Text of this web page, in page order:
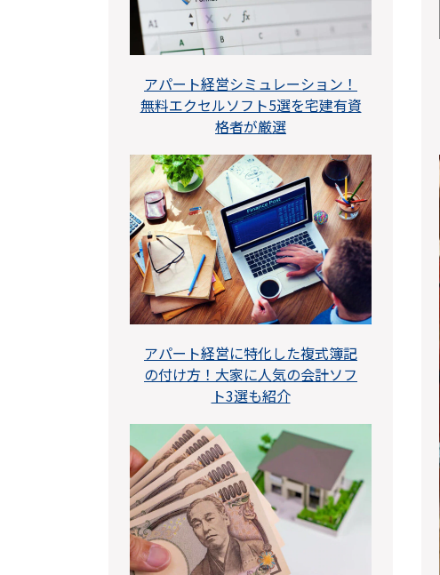
アパート経営シミュレーション！
無料エクセルソフト5選を宅建有資
格者が厳選
アパート経営に特化した複式簿記
の付け方！大家に人気の会計ソフ
ト3選も紹介